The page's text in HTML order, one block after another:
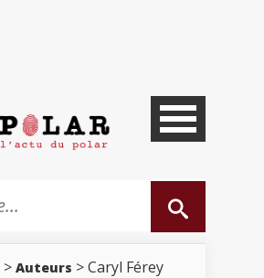
> Auteurs > Caryl Férey